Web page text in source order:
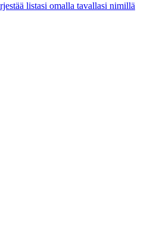
listasi omalla tavallasi nimillä